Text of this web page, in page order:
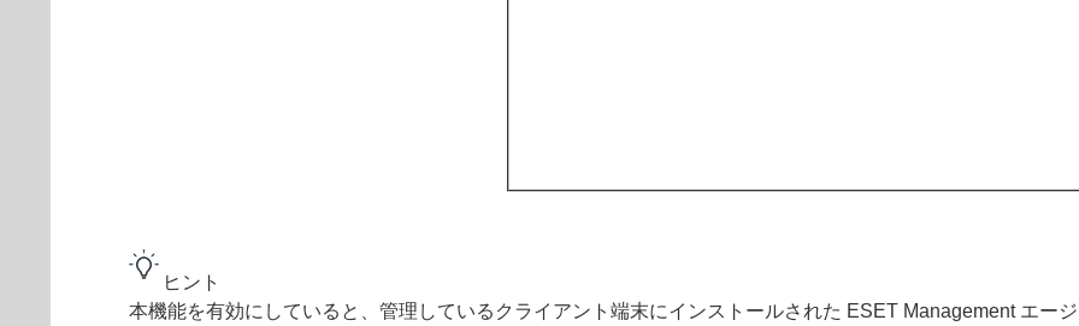
ヒント
本機能を有効にしていると、管理しているクライアント端末にインストールされた ESET Management エー